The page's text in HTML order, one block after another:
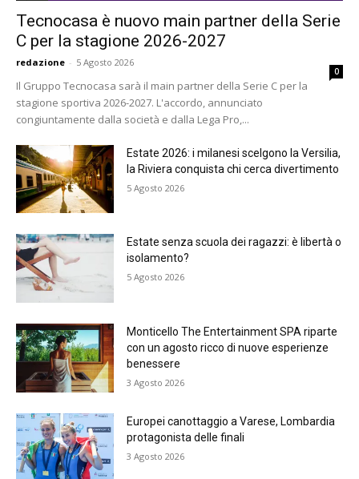
Tecnocasa è nuovo main partner della Serie
C per la stagione 2026-2027
redazione - 5 Agosto 2026
0
Il Gruppo Tecnocasa sarà il main partner della Serie C per la
stagione sportiva 2026-2027. L'accordo, annunciato
congiuntamente dalla società e dalla Lega Pro,...
Estate 2026: i milanesi scelgono la Versilia,
la Riviera conquista chi cerca divertimento
5 Agosto 2026
Estate senza scuola dei ragazzi: è libertà o
isolamento?
5 Agosto 2026
Monticello The Entertainment SPA riparte
con un agosto ricco di nuove esperienze
benessere
3 Agosto 2026
Europei canottaggio a Varese, Lombardia
protagonista delle finali
3 Agosto 2026